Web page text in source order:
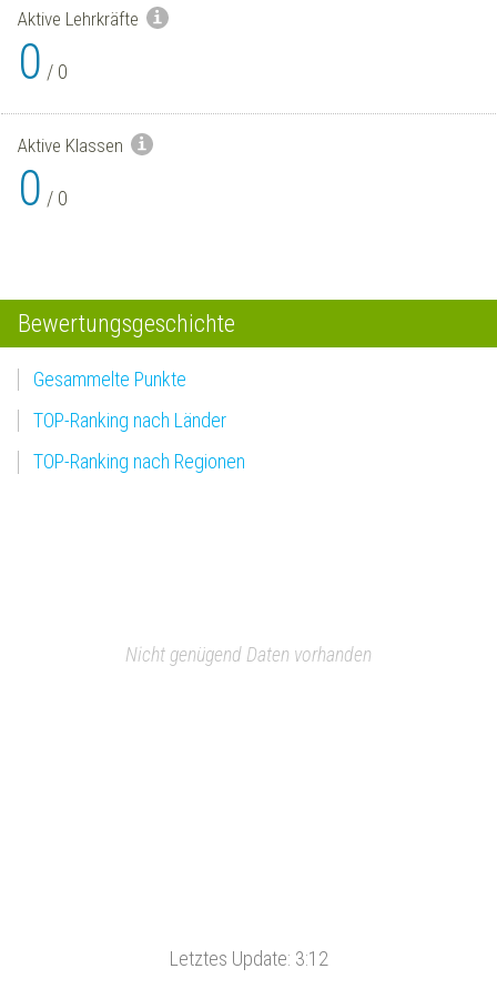
Aktive Lehrkräfte
0 / 0
Aktive Klassen
0 / 0
Bewertungsgeschichte
Gesammelte Punkte
TOP-Ranking nach Länder
TOP-Ranking nach Regionen
Nicht genügend Daten vorhanden
Letztes Update: 3:12